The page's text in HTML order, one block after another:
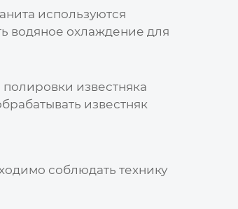
используются
водяное охлаждение для
известняка
известняк
соблюдать технику